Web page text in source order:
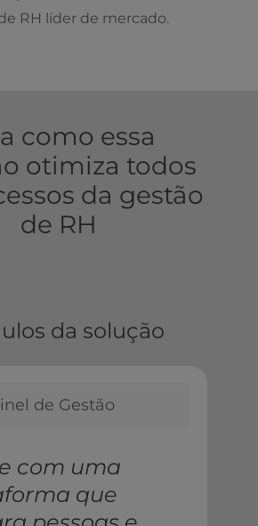
RH líder de mercado.
como essa
otimiza todos
da gestão
de RH
da solução
de Gestão
com uma
que